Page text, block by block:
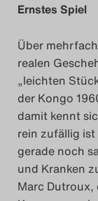
Ernstes Spiel
Über
realen
„leichten
der Kongo
damit kennt
rein zufällig
gerade noch
und Kranken
Marc Dutroux,